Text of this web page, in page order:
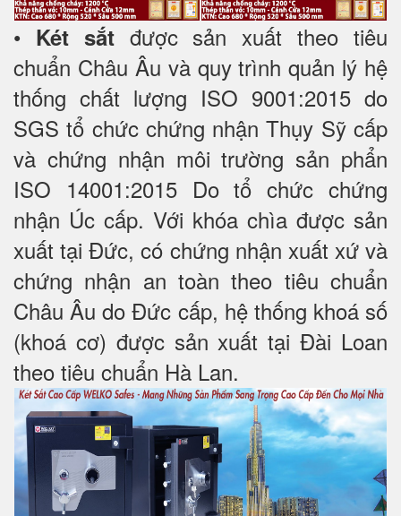
• Két sắtđược sản xuất theo tiêu
chuẩn Châu Âu và quy trình quản lý hệ
thống chất lượng ISO 9001:2015 do
SGS tổ chức chứng nhận Thụy Sỹ cấp
và chứng nhận môi trường sản phẩn
ISO 14001:2015 Do tổ chức chứng
nhận Úc cấp. Với khóa chìa được sản
xuất tại Đức, có chứng nhận xuất xứ và
chứng nhận an toàn theo tiêu chuẩn
Châu Âu do Đức cấp, hệ thống khoá số
(khoá cơ) được sản xuất tại Đài Loan
theo tiêu chuẩn Hà Lan.